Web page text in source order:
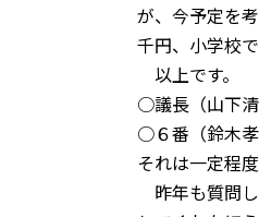
が、今予定を
千円、小学校で
以上です。
○議長（山下
○６番（鈴木
それは一定程
昨年も質問